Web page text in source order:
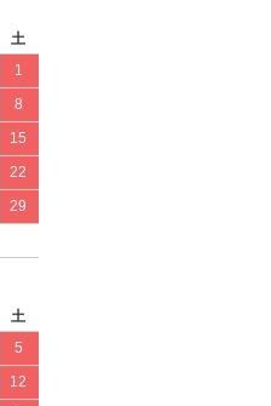
土
1
8
15
22
29
土
5
12